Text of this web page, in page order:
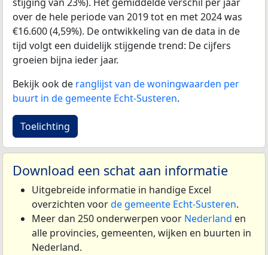
over de hele periode van 2019 tot en met 2024 was
€16.600 (4,59%). De ontwikkeling van de data in de
tijd volgt een duidelijk stijgende trend: De cijfers
groeien bijna ieder jaar.
Bekijk ook de ranglijst van de woningwaarden per
buurt in de gemeente Echt-Susteren.
Toelichting
Download een schat aan informatie
Uitgebreide informatie in handige Excel
overzichten voorde gemeente Echt-Susteren.
Meer dan 250 onderwerpen voor Nederland en
alle provincies, gemeenten, wijken en buurten in
Nederland.